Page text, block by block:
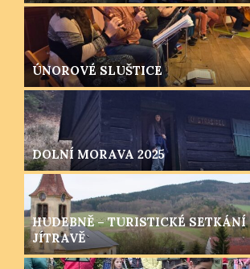
ÚNOROVÉ SLUŠTICE
DOLNÍ MORAVA 2025
HUDEBNĚ – TURISTICKÉ
JÍTRAVĚ